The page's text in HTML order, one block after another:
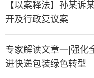
【以案释法】孙某诉
开及行政复议案
专家解读文章一|强化
进快递包装绿色转型